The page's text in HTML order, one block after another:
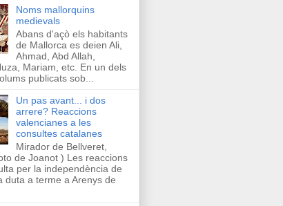
Noms mallorquins
medievals
Abans d'açò els habitants
de Mallorca es deien Ali,
Ahmad, Abd Allah,
Mariam, etc. En un dels
publicats sob...
Un pas avant... i dos
arrere? Reaccions
valencianes a les
consultes catalanes
Mirador de Bellveret,
de Joanot ) Les reaccions
per la independència de
duta a terme a Arenys de